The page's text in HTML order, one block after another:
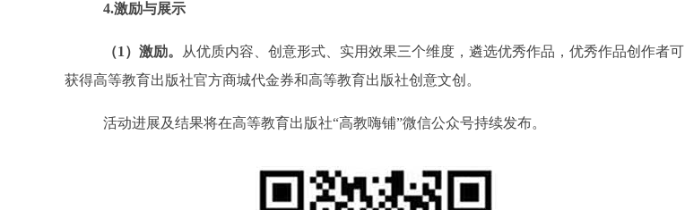
4.激励与展示
（1 ）激励。
从优质内容、创意形式、实用效果三个维度，遴选优秀作品，优秀作品创作者可
获得高等教育出版社官方商城代金券和高等教育出版社创意文创。
活动进展及结果将在高等教育出版社“高教嗨铺”微信公众号持续发布。